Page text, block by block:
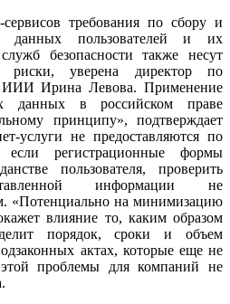
требования по сбору и
данных пользователей и их
безопасности также несут
риски, уверена директор по
ИИИ Ирина Левова. Применение
данных в российском праве
принципу», подтверждает
услуги не предоставляются по
регистрационные формы
пользователя, проверить
информации не
«Потенциально на минимизацию
влияние то, каким образом
порядок, сроки и объем
актах, которые еще не
проблемы для компаний не